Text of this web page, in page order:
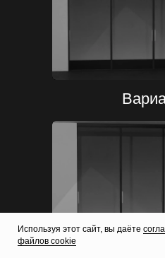
Используя этот сайт, вы даёте
файлов cookie